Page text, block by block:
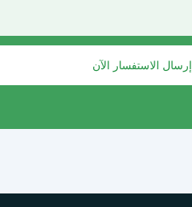
إرسال الاستفسار الآن